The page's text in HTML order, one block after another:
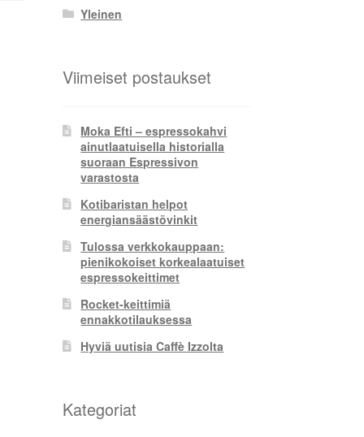
Yleinen
Viimeiset postaukset
Moka Efti – espressokahvi
ainutlaatuisella historialla
suoraan Espressivon
varastosta
Kotibaristan helpot
energiansäästövinkit
Tulossa verkkokauppaan:
pienikokoiset korkealaatuiset
espressokeittimet
Rocket-keittimiä
ennakkotilauksessa
Hyviä uutisia Caffè Izzolta
Kategoriat